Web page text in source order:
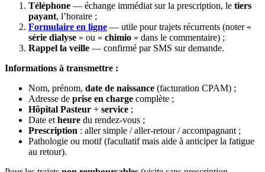
Téléphone — échange immédiat sur la prescription, le tiers
payant, l’horaire ;
Formulaire en ligne — utile pour trajets récurrents (noter «
série dialyse » ou « chimio » dans le commentaire) ;
Rappel la veille — confirmé par SMS sur demande.
Informations à transmettre :
Nom, prénom, date de naissance (facturation CPAM) ;
Adresse de prise en charge complète ;
Hôpital Pasteur + service ;
Date et heure du rendez-vous ;
Prescription : aller simple / aller-retour / accompagnant ;
Pathologie ou motif (facultatif mais aide à anticiper la fatigue
au retour).